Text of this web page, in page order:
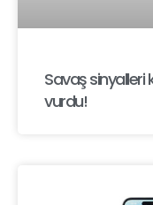
Savaş sinyalleri
vurdu!